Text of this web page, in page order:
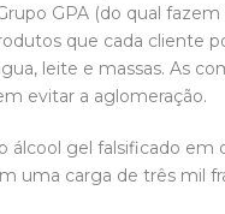
GPA (do qual
que cada cliente
leite e massas. As
evitar a aglomeração.
álcool gel falsificado em
uma carga de três mil